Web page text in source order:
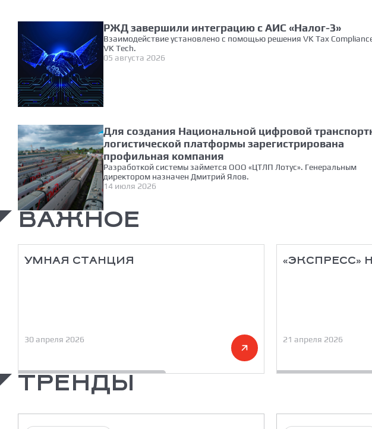
РЖД завершили интеграцию с АИС «Налог-3»
Взаимодействие установлено с помощью решения VK Tax
VK Tech.
05 августа 2026
Для создания Национальной цифровой
логистической платформы зарегистрирована
профильная компания
Разработкой системы займется ООО «ЦТЛП Лотус». Генеральным
директором назначен Дмитрий Ялов.
14 июля 2026
ВАЖНОЕ
УМНАЯ СТАНЦИЯ
30 апреля 2026
«ЭКСПРЕСС»
21 апреля 2026
ТРЕНДЫ